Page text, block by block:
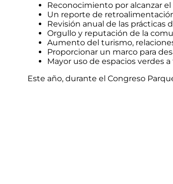
Reconocimiento por alcanzar
Un reporte de
Revisión anual de las prácticas
Orgullo y reputación de la
Aumento del turismo,
Proporcionar un marco para
Mayor uso de espacios verdes
Este año, durante el Congreso